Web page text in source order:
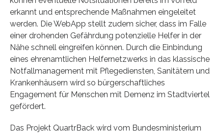
erkannt und entsprechende Maßnahmen eingeleitet
werden. Die WebApp stellt zudem sicher, dass im Falle
einer drohenden Gefährdung potenzielle Helfer in der
Nähe schnell eingreifen können. Durch die Einbindung
eines ehrenamtlichen Helfernetzwerks in das klassische
Notfallmanagement mit Pflegediensten, Sanitätern und
Krankenhäusern wird so bürgerschaftliches
Engagement für Menschen mit Demenz im Stadtviertel
gefördert.
Das Projekt QuartrBack wird vom Bundesministerium